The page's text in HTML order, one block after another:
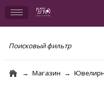
Поисковый фильтр
Магазин